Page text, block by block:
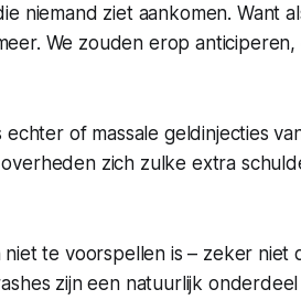
niemand ziet aankomen. Want
We zouden erop
echter of massale geldinjecties
zich zulke extra
te voorspellen is – zeker niet
zijn een natuurlijk